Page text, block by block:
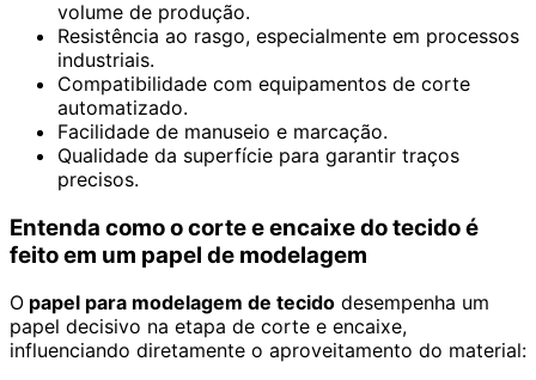
volume de produção.
Resistência ao rasgo, especialmente em processos
industriais.
Compatibilidade com equipamentos de corte
automatizado.
Facilidade de manuseio e marcação.
Qualidade da superfície para garantir traços
precisos.
Entenda como o corte e encaixe do tecido é
feito em um papel de modelagem
O papel para modelagem de tecido desempenha um
papel decisivo na etapa de corte e encaixe,
influenciando diretamente o aproveitamento do material: